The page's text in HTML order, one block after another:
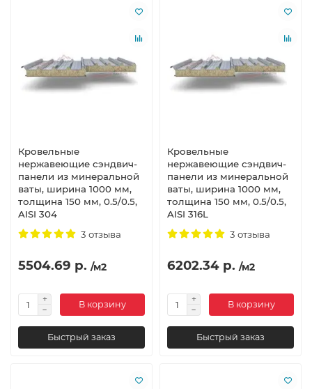
Кровельные
нержавеющие сэндвич-
панели из минеральной
ваты, ширина 1000 мм,
толщина 150 мм, 0.5/0.5,
AISI 304
3 отзыва
5504.69 р. /м2
В корзину
Быстрый заказ
Кровельные
нержавеющие сэндвич-
панели из минеральной
ваты, ширина 1000 мм,
толщина 150 мм, 0.5/0.5,
AISI 316L
3 отзыва
6202.34 р. /м2
В корзину
Быстрый заказ